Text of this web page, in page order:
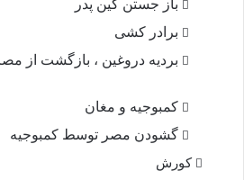
خون ساز
باز جستن کین پدر
برادر کشی
بردیه دروغین ، بازگشت از
کمبوجیه و مغان
گشودن مصر توسط کمبوجیه
کورش